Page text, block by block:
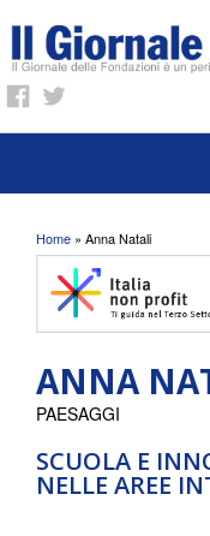
Tu sei qui
Home » Anna Natali
ANNA
SCUOLA E
NELLE AREE
PAESAGGI